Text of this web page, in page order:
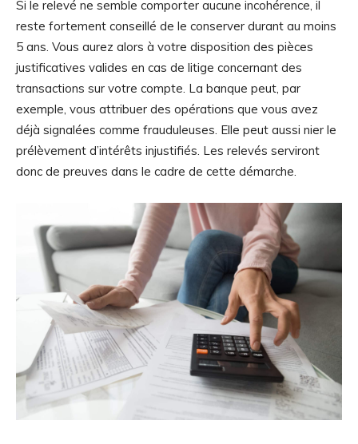
Si le relevé ne semble comporter aucune incohérence, il
reste fortement conseillé de le conserver durant au moins
5 ans. Vous aurez alors à votre disposition des pièces
justificatives valides en cas de litige concernant des
transactions sur votre compte. La banque peut, par
exemple, vous attribuer des opérations que vous avez
déjà signalées comme frauduleuses. Elle peut aussi nier le
prélèvement d’intérêts injustifiés. Les relevés serviront
donc de preuves dans le cadre de cette démarche.